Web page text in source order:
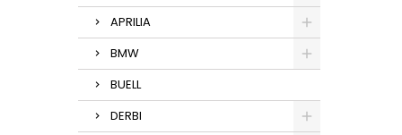
APRILIA
BMW
BUELL
DERBI